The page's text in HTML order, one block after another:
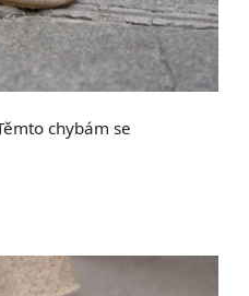
chybám se